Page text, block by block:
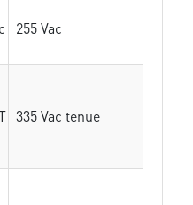
255 Vac
335 Vac tenue